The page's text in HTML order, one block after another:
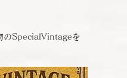
のSpecialVintageを